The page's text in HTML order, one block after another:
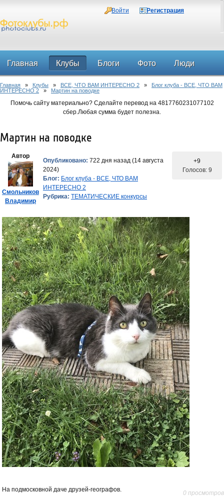
Войти Регистрация
Главная Клубы Блоги Фото Люди
Форум
Главная » Клубы » ВСЕ, ЧТО ВАМ ИНТЕРЕСНО 2 » Блог клуба - ВСЕ, ЧТО ВАМ
ИНТЕРЕСНО 2 » Мартин на поводке
Помочь сайту материально? Сделайте перевод на 4817760231077102
сбер.Любая сумма будет полезна.
Мартин на поводке
Автор
Смольников
Владимир
Опубликовано: 722 дня назад (14 августа
2024)
Блог: Блог клуба - ВСЕ, ЧТО ВАМ
ИНТЕРЕСНО 2
Рубрика: ТЕМАТИЧЕСКИЕ конкурсы
+9
Голосов: 9
На подмосковной даче друзей-географов. 0 просмотров